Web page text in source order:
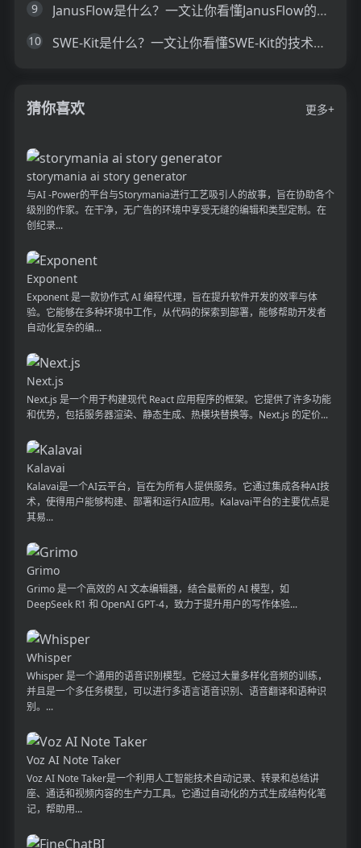
9 JanusFlow是什么？一文让你看懂JanusFlow的技术原理、主要功能、应用场景
10 SWE-Kit是什么？一文让你看懂SWE-Kit的技术原理、主要功能、应用场景
猜你喜欢 更多+
storymania ai story generator
与AI -Power的平台与Storymania进行工艺吸引人的故事，旨在协助各个
级别的作家。在干净，无广告的环境中享受无缝的编辑和类型定制。在
创纪录...
Exponent
Exponent 是一款协作式 AI 编程代理，旨在提升软件开发的效率与体
验。它能够在多种环境中工作，从代码的探索到部署，能够帮助开发者
自动化复杂的编...
Next.js
Next.js 是一个用于构建现代 React 应用程序的框架。它提供了许多功能
和优势，包括服务器渲染、静态生成、热模块替换等。Next.js 的定价...
Kalavai
Kalavai是一个AI云平台，旨在为所有人提供服务。它通过集成各种AI技
术，使得用户能够构建、部署和运行AI应用。Kalavai平台的主要优点是
其易...
Grimo
Grimo 是一个高效的 AI 文本编辑器，结合最新的 AI 模型，如
DeepSeek R1 和 OpenAI GPT-4，致力于提升用户的写作体验...
Whisper
Whisper 是一个通用的语音识别模型。它经过大量多样化音频的训练，
并且是一个多任务模型，可以进行多语言语音识别、语音翻译和语种识
别。...
Voz AI Note Taker
Voz AI Note Taker是一个利用人工智能技术自动记录、转录和总结讲
座、通话和视频内容的生产力工具。它通过自动化的方式生成结构化笔
记，帮助用...